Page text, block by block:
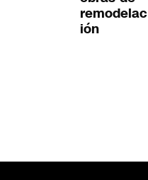
remodelac
ión